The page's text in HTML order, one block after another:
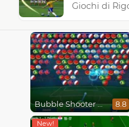
Giochi di
Bubble Shooter World Cup 8.8